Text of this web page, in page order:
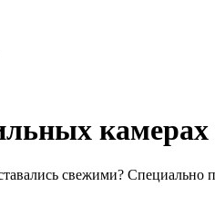
свежими? Специально